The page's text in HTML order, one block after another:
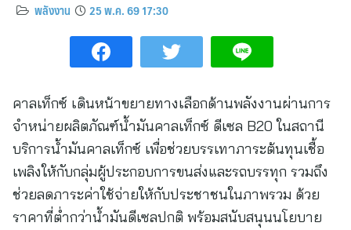
พลังงาน 25 พ.ค. 69 17:30
คาลเท็กซ์ เดินหน้าขยายทางเลือกด้านพลังงานผ่านการ
จำหน่ายผลิตภัณฑ์น้ำมันคาลเท็กซ์ ดีเซล B20 ในสถานี
บริการน้ำมันคาลเท็กซ์ เพื่อช่วยบรรเทาภาระต้นทุนเชื้อ
เพลิงให้กับกลุ่มผู้ประกอบการขนส่งและรถบรรทุก รวมถึง
ช่วยลดภาระค่าใช้จ่ายให้กับประชาชนในภาพรวม ด้วย
ราคาที่ต่ำกว่าน้ำมันดีเซลปกติ พร้อมสนับสนุนนโยบาย